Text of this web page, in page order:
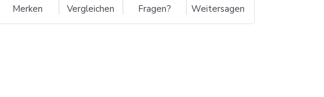
Merken Vergleichen Fragen? Weitersagen